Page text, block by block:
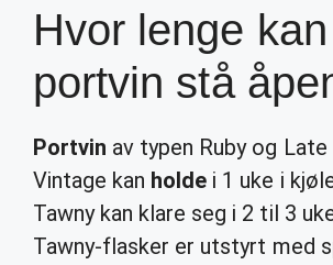
Hvor lenge
portvin stå
Portvin av typen Ruby og
Vintage kan holde i 1 uke i
Tawny kan klare seg i 2 til 3
Tawny-flasker er utstyrt med